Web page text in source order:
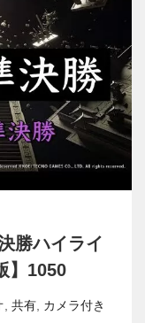
勝ハイライ
】1050
共有 カメラ付き